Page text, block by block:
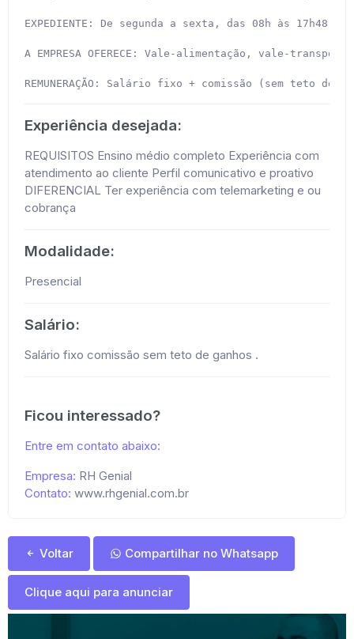
EXPEDIENTE: De segunda a sexta, das 08h às 17h48
A EMPRESA OFERECE: Vale-alimentação, vale-
REMUNERAÇÃO: Salário fixo + comissão (sem teto de
Experiência desejada:
REQUISITOS Ensino médio completo Experiência com
atendimento ao cliente Perfil comunicativo e proativo
DIFERENCIAL Ter experiência com telemarketing e ou
cobrança
Modalidade:
Presencial
Salário:
Salário fixo comissão sem teto de ganhos .
Ficou interessado?
Entre em contato abaixo:
Empresa: RH Genial
Contato: www.rhgenial.com.br
Voltar Compartilhar no Whatsapp
Clique aqui para anunciar